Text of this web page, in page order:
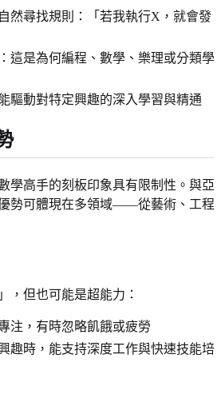
然尋找規則：「若我執行X，就會發
這是為何編程、數學、樂理或分類學
驅動對特定興趣的深入學習與精通
學高手的刻板印象具有限制性。與亞
勢可體現在多領域——從藝術、工程
，但也可能是超能力：
注，有時忽略飢餓或疲勞
趣時，能支持深度工作與快速技能培